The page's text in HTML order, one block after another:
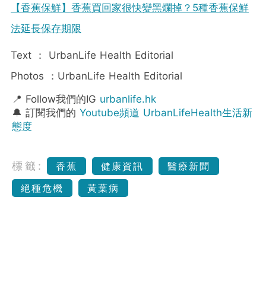
【香蕉保鮮】香蕉買回家很快變黑爛掉？5種香蕉保鮮
法延長保存期限
Text ： UrbanLife Health Editorial
Photos ：UrbanLife Health Editorial
📍 Follow我們的IG urbanlife.hk
🔔 訂閱我們的 Youtube頻道 UrbanLifeHealth生活新
態度
標籤: 香蕉 健康資訊
醫療新聞
絕種危機
黃葉病